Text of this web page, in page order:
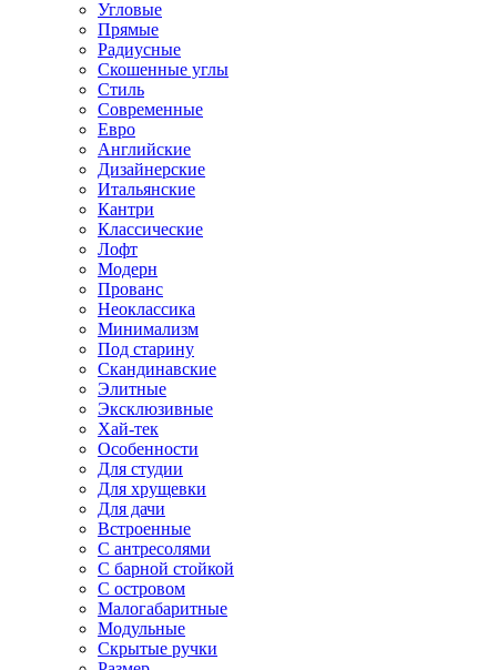
Угловые
Прямые
Радиусные
Скошенные углы
Стиль
Современные
Евро
Английские
Дизайнерские
Итальянские
Кантри
Классические
Лофт
Модерн
Прованс
Неоклассика
Минимализм
Под старину
Скандинавские
Элитные
Эксклюзивные
Хай-тек
Особенности
Для студии
Для хрущевки
Для дачи
Встроенные
С антресолями
С барной стойкой
С островом
Малогабаритные
Модульные
Скрытые ручки